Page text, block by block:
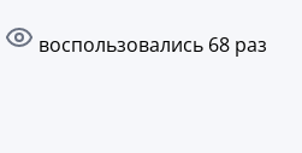
воспользовались 68 раз